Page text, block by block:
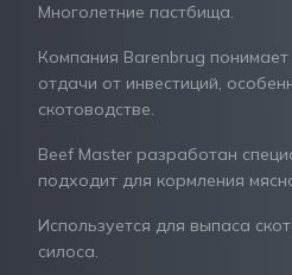
Многолетние пастбища.
Компания Barenbrug
отдачи от инвестиций,
скотоводстве.
Beef Master разработан
подходит для кормления
Используется для выпаса
силоса.